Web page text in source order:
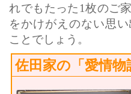
れでもたった1枚のご
をかけがえのない思
ことでしょう。
佐田家の「愛情物